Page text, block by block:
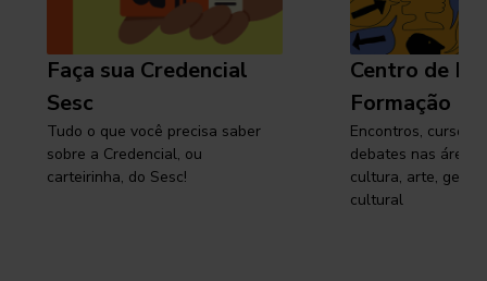
Faça sua Credencial
Sesc
Tudo o que você precisa saber
sobre a Credencial, ou
carteirinha, do Sesc!
Centro de
Formação
Encontros, cursos,
debates nas áreas
cultura, arte,
cultural